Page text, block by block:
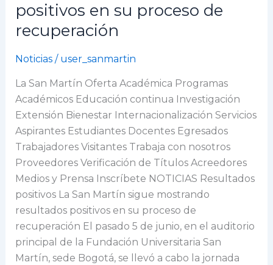
positivos en su proceso de
recuperación
Noticias/ user_sanmartin
La San Martín Oferta Académica Programas
Académicos Educación continua Investigación
Extensión Bienestar Internacionalización Servicios
Aspirantes Estudiantes Docentes Egresados
Trabajadores Visitantes Trabaja con nosotros
Proveedores Verificación de Títulos Acreedores
Medios y Prensa Inscríbete NOTICIAS Resultados
positivos La San Martín sigue mostrando
resultados positivos en su proceso de
recuperación El pasado 5 de junio, en el auditorio
principal de la Fundación Universitaria San
Martín, sede Bogotá, se llevó a cabo la jornada
sigue
mostrando
positivos
en
su
proceso
de
recuperación